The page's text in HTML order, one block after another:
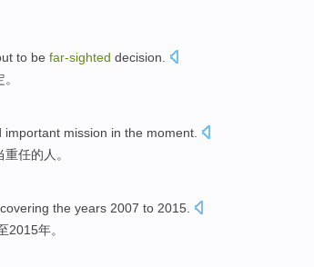
to be far-sighted decision.
。
important mission in the moment
任的人。
covering the years 2007 to 2015.
2015年。